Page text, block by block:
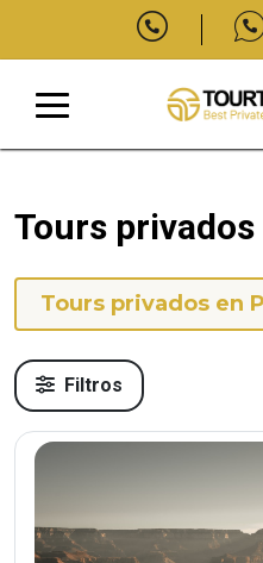
Tours
Tours privados en
Filtros